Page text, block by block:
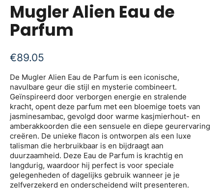
Mugler Alien Eau de
Parfum
€89.05
De Mugler Alien Eau de Parfum is een iconische,
navulbare geur die stijl en mysterie combineert.
Geïnspireerd door verborgen energie en stralende
kracht, opent deze parfum met een bloemige toets van
jasminesambac, gevolgd door warme kasjmierhout- en
amberakkoorden die een sensuele en diepe geurervaring
creëren. De unieke flacon is ontworpen als een luxe
talisman die herbruikbaar is en bijdraagt aan
duurzaamheid. Deze Eau de Parfum is krachtig en
langdurig, waardoor hij perfect is voor speciale
gelegenheden of dagelijks gebruik wanneer je je
zelfverzekerd en onderscheidend wilt presenteren.